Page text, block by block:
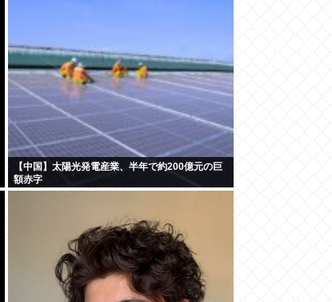
【中国】太陽光発電産業、半年で約200億元の巨
額赤字